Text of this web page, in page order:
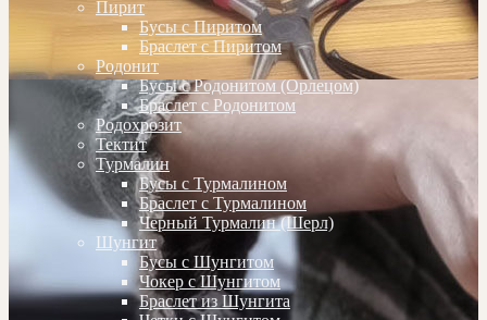
Пирит
Бусы с Пиритом
Браслет с Пиритом
Родонит
Бусы с Родонитом (Орлецом)
Браслет с Родонитом
Родохрозит
Тектит
Турмалин
Бусы с Турмалином
Браслет с Турмалином
Черный Турмалин (Шерл)
Шунгит
Бусы с Шунгитом
Чокер с Шунгитом
Браслет из Шунгита